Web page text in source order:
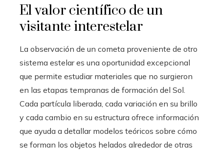
El valor científico de un
visitante interestelar
La observación de un cometa proveniente de otro
sistema estelar es una oportunidad excepcional
que permite estudiar materiales que no surgieron
en las etapas tempranas de formación del Sol.
Cada partícula liberada, cada variación en su brillo
y cada cambio en su estructura ofrece información
que ayuda a detallar modelos teóricos sobre cómo
se forman los objetos helados alrededor de otras